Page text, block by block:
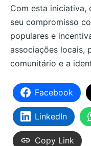
Com esta iniciativa,
seu compromisso
populares e
associações locais,
comunitário e a
Facebook
LinkedIn
Copy Link